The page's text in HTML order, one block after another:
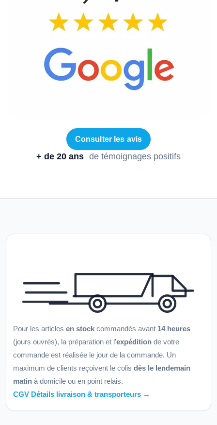
Consulter les avis
+ de 20 ans de témoignages positifs
Pour les articles en stock commandés avant 14 heures
(jours ouvrés), la préparation et l'expédition de votre
commande est réalisée le jour de la commande. Un
maximum de clients reçoivent le colis dès le lendemain
matin à domicile ou en point relais.
CGV Détails livraison & transporteurs →